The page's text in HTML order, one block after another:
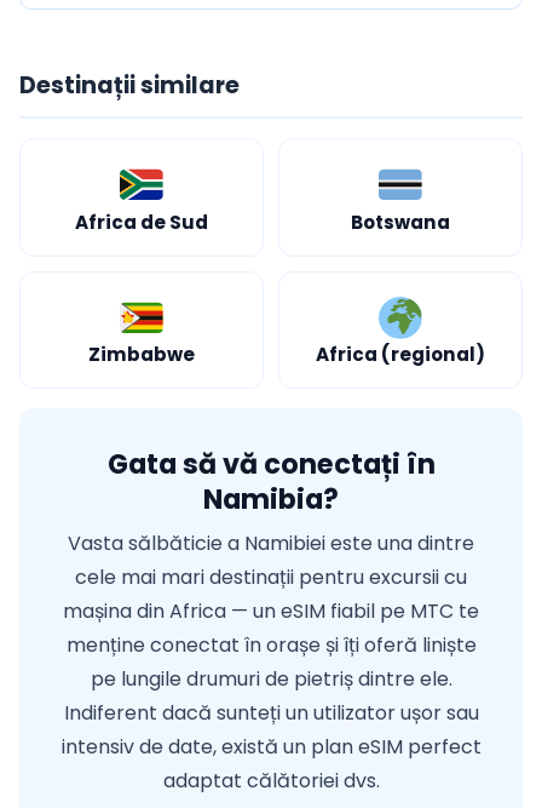
Destinații similare
Africa de Sud Botswana
Zimbabwe Africa (regional)
Gata să vă conectați în
Namibia?
Vasta sălbăticie a Namibiei este una dintre
cele mai mari destinații pentru excursii cu
mașina din Africa — un eSIM fiabil pe MTC te
menține conectat în orașe și îți oferă liniște
pe lungile drumuri de pietriș dintre ele.
Indiferent dacă sunteți un utilizator ușor sau
intensiv de date, există un plan eSIM perfect
adaptat călătoriei dvs.